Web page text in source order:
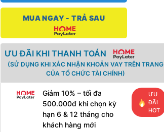
MUA NGAY - TRẢ SAU
ƯU ĐÃI KHI THANH TOÁN
(SỬ DỤNG KHI XÁC NHẬN KHOẢN VAY TRÊN TRANG
CỦA TỔ CHỨC TÀI CHÍNH)
Giảm 10% – tối đa
500.000đ khi chọn kỳ
hạn 6 & 12 tháng cho
khách hàng mới
ƯU
ĐÃI
HOT